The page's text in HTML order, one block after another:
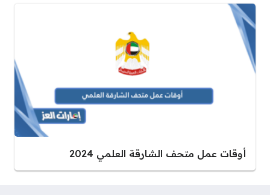
أوقات عمل متحف الشارقة العلمي 2024